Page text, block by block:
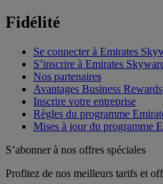
Fidélité
Se connecter à Emirates
S’inscrire à Emirates
Nos partenaires
Avantages Business Rewards
Inscrire votre entreprise
Règles du programme
Mises à jour du programme
S’abonner à nos offres spéciales
Profitez de nos meilleurs tarifs et